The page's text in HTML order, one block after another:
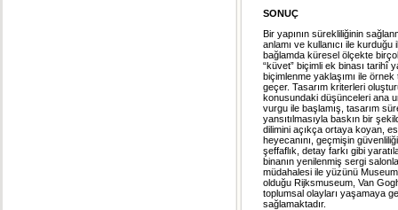
SONUÇ
Bir yapının sürekliliğinin
anlamı ve kullanıcı ile
bağlamda küresel ölçekte
“küvet” biçimli ek binası tarihî
biçimlenme yaklaşımı ile
geçer. Tasarım kriterleri
konusundaki düşünceleri ana
vurgu ile başlamış, tasarım
yansıtılmasıyla baskın bir
dilimini açıkça ortaya koyan,
heyecanını, geçmişin
şeffaflık, detay farkı gibi
binanın yenilenmiş sergi
müdahalesi ile yüzünü
olduğu Rijksmuseum, Van
toplumsal olayları yaşamaya
sağlamaktadır.